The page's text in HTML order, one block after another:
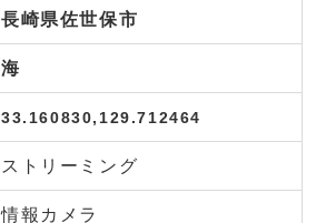
長崎県佐世保市
海
33.160830,129.712464
ストリーミング
情報カメラ